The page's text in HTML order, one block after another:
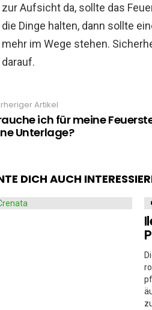
zur Aufsicht da, sollte das
die Dinge halten, dann sollte
mehr im Wege stehen.
darauf.
Artikel
ich für meine
Unterlage?
DICH AUCH